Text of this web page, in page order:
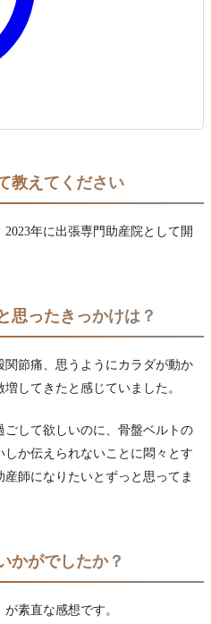
教えてください
年に出張専門助産院として開
思ったきっかけは？
節痛、思うようにカラダが動か
してきたと感じていました。
して欲しいのに、骨盤ベルトの
か伝えられないことに悶々とす
師になりたいとずっと思ってま
かがでしたか？
素直な感想です。